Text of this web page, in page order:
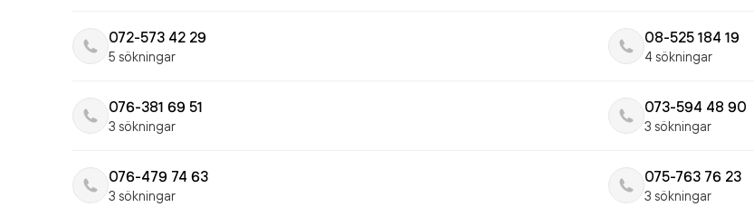
072-573 42 29
5 sökningar
08-525 184 19
4 sökningar
076-381 69 51
3 sökningar
073-594 48 90
3 sökningar
076-479 74 63
3 sökningar
075-763 76 23
3 sökningar